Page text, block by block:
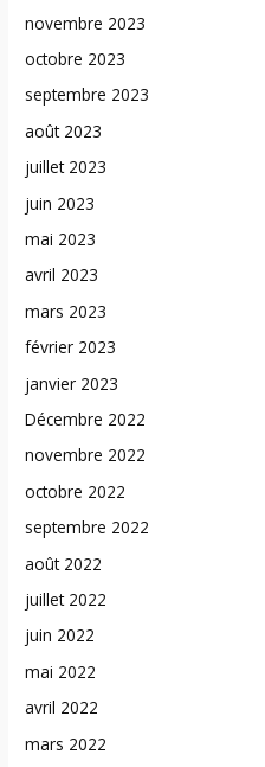
novembre 2023
octobre 2023
septembre 2023
août 2023
juillet 2023
juin 2023
mai 2023
avril 2023
mars 2023
février 2023
janvier 2023
Décembre 2022
novembre 2022
octobre 2022
septembre 2022
août 2022
juillet 2022
juin 2022
mai 2022
avril 2022
mars 2022